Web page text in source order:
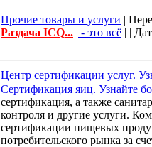
Прочие товары и услуги |
Раздача ICQ... | - это всё | |
Центр сертификации услуг.
Сертификация яиц. Узнайте
сертификация, а также
контроля и другие услуги.
сертификации пищевых
потребительского рынка за